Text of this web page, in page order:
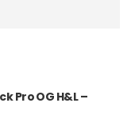
Pro OG H&L –